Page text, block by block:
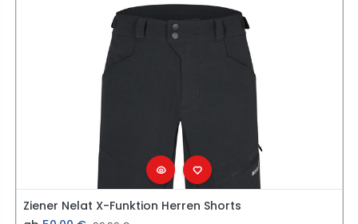
Ziener Nelat X-Funktion Herren Shorts